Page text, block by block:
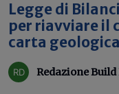
Legge di
per riavviare il
carta
Redazione Build